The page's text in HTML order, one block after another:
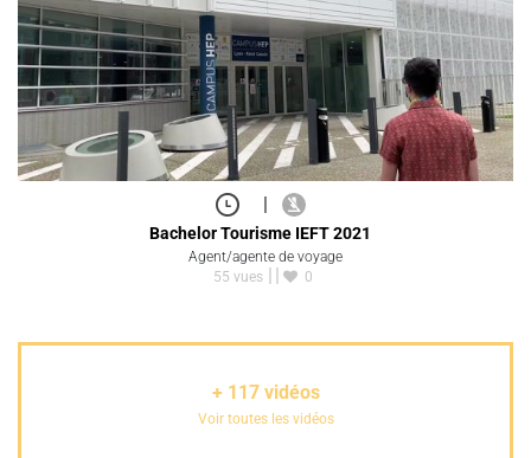
|
Bachelor Tourisme IEFT 2021
Agent/agente de voyage
55 vues
0
+ 117vidéos
Voir toutes les vidéos